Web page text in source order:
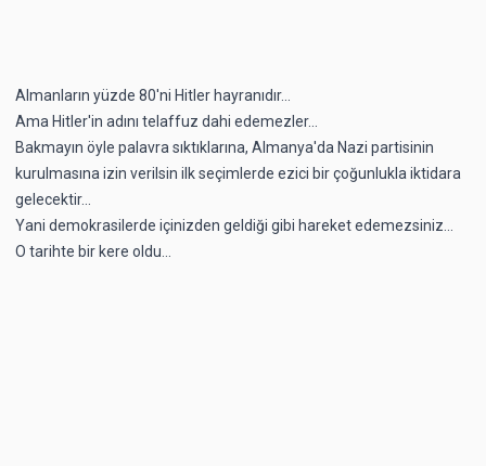
Almanların yüzde 80'ni Hitler hayranıdır...
Ama Hitler'in adını telaffuz dahi edemezler...
Bakmayın öyle palavra sıktıklarına, Almanya'da Nazi partisinin
kurulmasına izin verilsin ilk seçimlerde ezici bir çoğunlukla iktidara
gelecektir...
Yani demokrasilerde içinizden geldiği gibi hareket edemezsiniz...
O tarihte bir kere oldu...